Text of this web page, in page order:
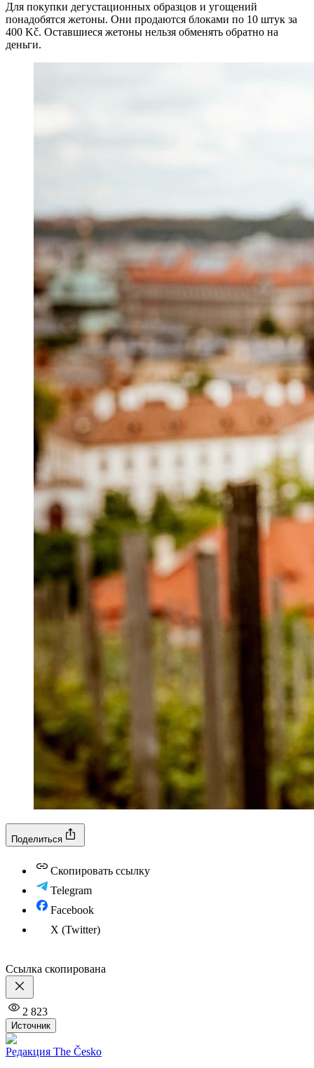
Для покупки дегустационных образцов и угощений
понадобятся жетоны. Они продаются блоками по 10 штук за
400 Kč. Оставшиеся жетоны нельзя обменять обратно на
деньги.
Поделиться
Скопировать ссылку
Telegram
Facebook
X (Twitter)
Ссылка скопирована
2 823
Источник
Редакция The Česko